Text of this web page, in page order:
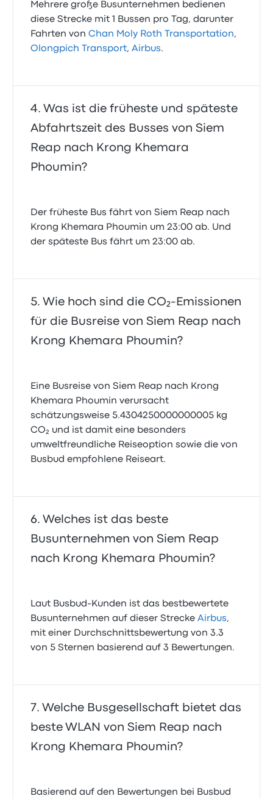
Mehrere große Busunternehmen bedienen
diese Strecke mit 1 Bussen pro Tag, darunter
Fahrten vonChan Moly Roth Transportation,
Olongpich Transport,Airbus.
Was ist die früheste und späteste
Abfahrtszeit des Busses von Siem
Reap nach Krong Khemara
Phoumin?
Der früheste Bus fährt von Siem Reap nach
Krong Khemara Phoumin um 23:00 ab. Und
der späteste Bus fährt um 23:00 ab.
Wie hoch sind die CO₂-Emissionen
für die Busreise von Siem Reap nach
Krong Khemara Phoumin?
Eine Busreise von Siem Reap nach Krong
Khemara Phoumin verursacht
schätzungsweise 5.4304250000000005 kg
CO₂ und ist damit eine besonders
umweltfreundliche Reiseoption sowie die von
Busbud empfohlene Reiseart.
Welches ist das beste
Busunternehmen von Siem Reap
nach Krong Khemara Phoumin?
Laut Busbud-Kunden ist das bestbewertete
Busunternehmen auf dieser StreckeAirbus,
mit einer Durchschnittsbewertung von 3.3
von 5 Sternen basierend auf 3 Bewertungen.
Welche Busgesellschaft bietet das
beste WLAN von Siem Reap nach
Krong Khemara Phoumin?
Basierend auf den Bewertungen bei Busbud